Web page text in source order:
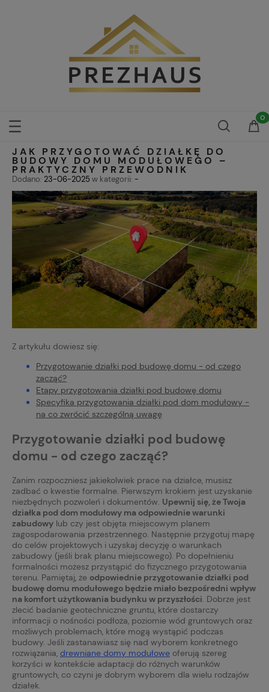
JAK PRZYGOTOWAĆ DZIAŁKĘ DO
BUDOWY DOMU MODUŁOWEGO –
PRAKTYCZNY PRZEWODNIK
Dodano: 23-06-2025w kategorii: -
Z artykułu dowiesz się:
Przygotowanie działki pod budowę domu - od czego
zacząć?
Etapy przygotowania działki pod budowę domu
Specyfika przygotowania działki pod dom modułowy -
na co zwrócić szczególną uwagę
Przygotowanie działki pod budowę
domu - od czego zacząć?
Zanim rozpoczniesz jakiekolwiek prace na działce, musisz
zadbać o kwestie formalne. Pierwszym krokiem jest uzyskanie
niezbędnych pozwoleń i dokumentów. Upewnij się, że Twoja
działka pod dom modułowy ma odpowiednie warunki
zabudowy lub czy jest objęta miejscowym planem
zagospodarowania przestrzennego. Następnie przygotuj mapę
do celów projektowych i uzyskaj decyzję o warunkach
zabudowy (jeśli brak planu miejscowego). Po dopełnieniu
formalności możesz przystąpić do fizycznego przygotowania
terenu. Pamiętaj, że odpowiednie przygotowanie działki pod
budowę domu modułowego będzie miało bezpośredni wpływ
na komfort użytkowania budynku w przyszłości. Dobrze jest
zlecić badanie geotechniczne gruntu, które dostarczy
informacji o nośności podłoża, poziomie wód gruntowych oraz
możliwych problemach, które mogą wystąpić podczas
budowy. Jeśli zastanawiasz się nad wyborem konkretnego
rozwiązania, drewniane domy modułowe oferują szereg
korzyści w kontekście adaptacji do różnych warunków
gruntowych, co czyni je dobrym wyborem dla wielu rodzajów
działek.